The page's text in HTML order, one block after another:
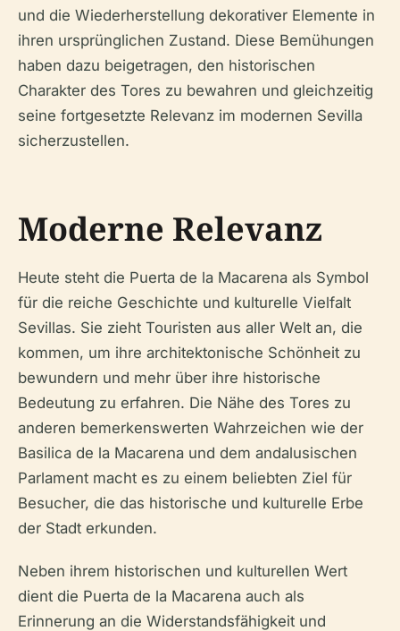
und die Wiederherstellung dekorativer Elemente in
ihren ursprünglichen Zustand. Diese Bemühungen
haben dazu beigetragen, den historischen
Charakter des Tores zu bewahren und gleichzeitig
seine fortgesetzte Relevanz im modernen Sevilla
sicherzustellen.
Moderne Relevanz
Heute steht die Puerta de la Macarena als Symbol
für die reiche Geschichte und kulturelle Vielfalt
Sevillas. Sie zieht Touristen aus aller Welt an, die
kommen, um ihre architektonische Schönheit zu
bewundern und mehr über ihre historische
Bedeutung zu erfahren. Die Nähe des Tores zu
anderen bemerkenswerten Wahrzeichen wie der
Basilica de la Macarena und dem andalusischen
Parlament macht es zu einem beliebten Ziel für
Besucher, die das historische und kulturelle Erbe
der Stadt erkunden.
Neben ihrem historischen und kulturellen Wert
dient die Puerta de la Macarena auch als
Erinnerung an die Widerstandsfähigkeit und